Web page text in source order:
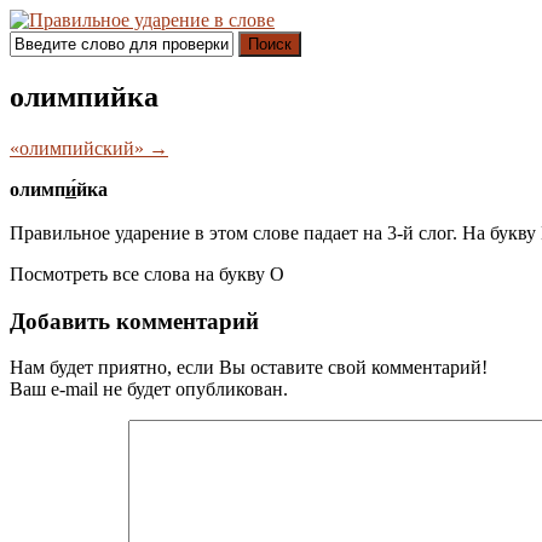
Поиск
олимпийка
«олимпийский» →
олимпи́йка
Правильное ударение в этом слове падает на 3-й слог. На букву
Посмотреть все слова на букву О
Добавить комментарий
Нам будет приятно, если Вы оставите свой комментарий!
Ваш e-mail не будет опубликован.